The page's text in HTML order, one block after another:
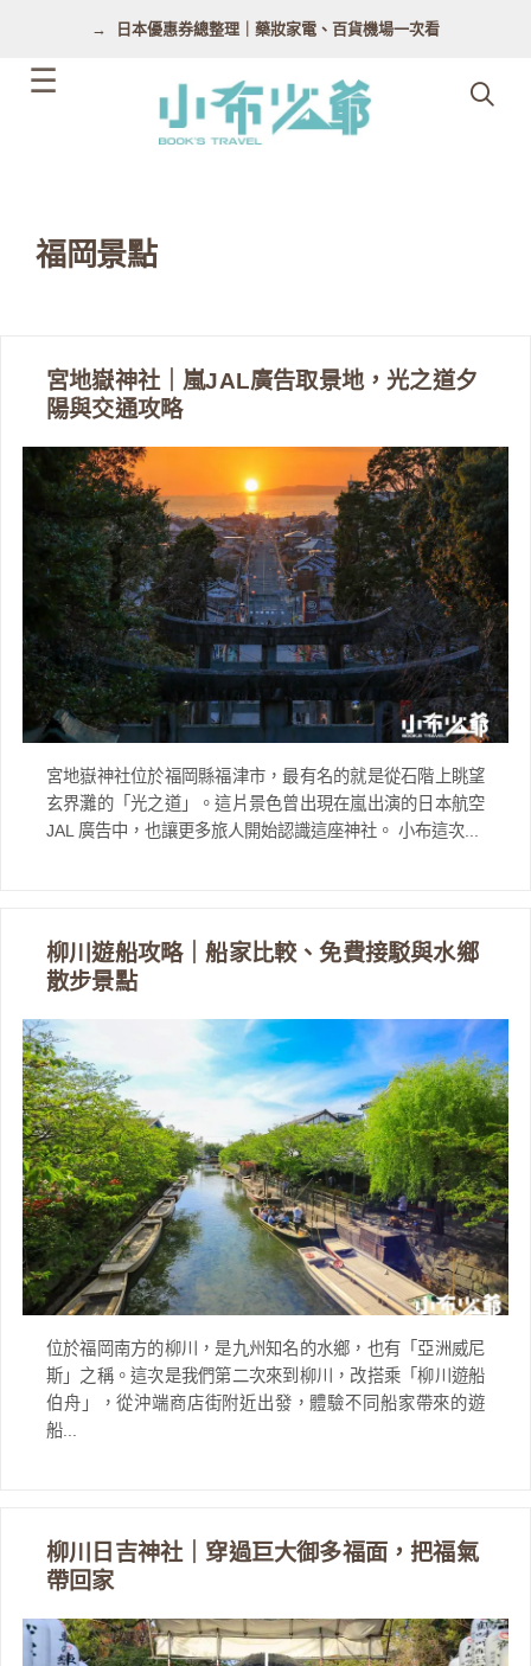
日本優惠券總整理｜藥妝家電、百貨機場一次看
福岡景點
宮地嶽神社｜嵐JAL廣告取景地，光之道夕
陽與交通攻略
宮地嶽神社位於福岡縣福津市，最有名的就是從石階上眺望
玄界灘的「光之道」。這片景色曾出現在嵐出演的日本航空
JAL 廣告中，也讓更多旅人開始認識這座神社。 小布這次...
柳川遊船攻略｜船家比較、免費接駁與水鄉
散步景點
位於福岡南方的柳川，是九州知名的水鄉，也有「亞洲威尼
斯」之稱。這次是我們第二次來到柳川，改搭乘「柳川遊船
伯舟」，從沖端商店街附近出發，體驗不同船家帶來的遊
船...
柳川日吉神社｜穿過巨大御多福面，把福氣
帶回家